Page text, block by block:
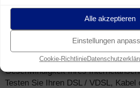
Alle akzeptieren
Einstellungen
Cookie-Richtlinie
Speedtestfür Breitband
Frankelbach (Breitband
Sie wohnen in Frankelbach und
Internet Anschluss (z.B. DSL)? Mit
können Sie kostenfrei und
Geschwindigkeit Ihres
Testen Sie Ihren DSL / VDSL,